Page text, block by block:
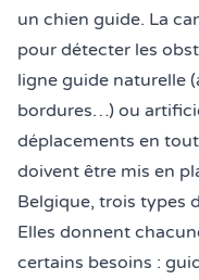
un chien guide. La
pour détecter les
ligne guide naturelle
bordures…) ou
déplacements en
doivent être mis en
Belgique, trois types
Elles donnent
certains besoins :